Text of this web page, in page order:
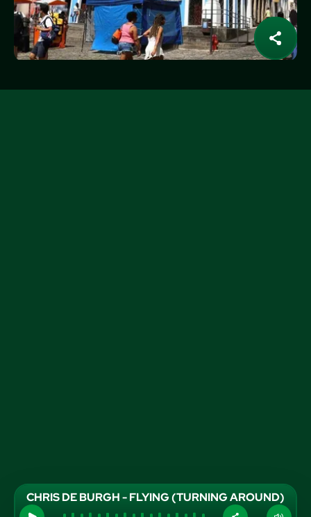
CHRIS DE BURGH - FLYING (TURNING AROUND)